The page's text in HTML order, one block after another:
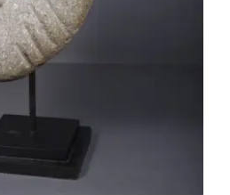
Condor Huasi –
Argentine